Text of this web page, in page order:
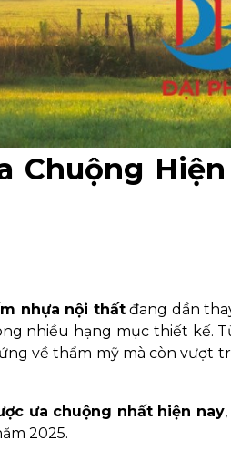
Chuộng
nhựa nội thấtđang dần
nhiều hạng mục thiết kế.
về thẩm mỹ mà còn vượt
ưa chuộng nhất hiện nay
2025.